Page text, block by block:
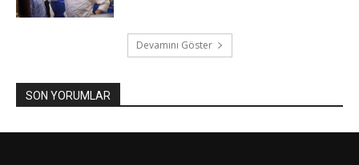
Devamını Göster
SON YORUMLAR